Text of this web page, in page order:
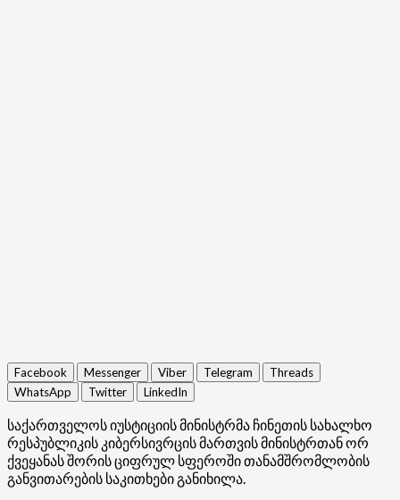
Facebook Messenger Viber Telegram
Threads
WhatsApp
Twitter LinkedIn
საქართველოს იუსტიციის მინისტრმა ჩინეთის სახალხო
რესპუბლიკის კიბერსივრცის მართვის მინისტრთან ორ
ქვეყანას შორის ციფრულ სფეროში თანამშრომლობის
განვითარების საკითხები განიხილა.